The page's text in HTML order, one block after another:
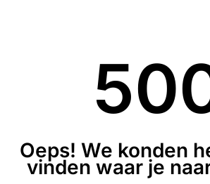
Oeps! We konden
vinden waar je